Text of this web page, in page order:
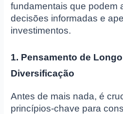
fundamentais que podem
decisões informadas e
investimentos.
1. Pensamento de
Diversificação
Antes de mais nada, é
princípios-chave para